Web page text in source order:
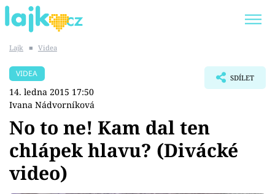
SHOPAHOLICADEL
Témata
Showbyznys
Lajk ■ Videa
VIDEA
14. ledna 2015 17:50
Ivana Nádvorníková
SDÍLET
No to ne! Kam dal ten
chlápek hlavu? (Divácké
video)